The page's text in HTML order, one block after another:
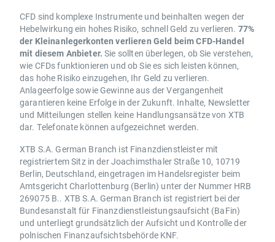
CFD sind komplexe Instrumente und beinhalten wegen der
Hebelwirkung ein hohes Risiko, schnell Geld zu verlieren. 77%
der Kleinanlegerkonten verlieren Geld beim CFD-Handel
mit diesem Anbieter. Sie sollten überlegen, ob Sie verstehen,
wie CFDs funktionieren und ob Sie es sich leisten können,
das hohe Risiko einzugehen, Ihr Geld zu verlieren.
Anlageerfolge sowie Gewinne aus der Vergangenheit
garantieren keine Erfolge in der Zukunft. Inhalte, Newsletter
und Mitteilungen stellen keine Handlungsansätze von XTB
dar. Telefonate können aufgezeichnet werden.
XTB S.A. German Branch ist Finanzdienstleister mit
registriertem Sitz in der Joachimsthaler Straße 10, 10719
Berlin, Deutschland, eingetragen im Handelsregister beim
Amtsgericht Charlottenburg (Berlin) unter der Nummer HRB
269075 B.. XTB S.A. German Branch ist registriert bei der
Bundesanstalt für Finanzdienstleistungsaufsicht (BaFin)
und unterliegt grundsätzlich der Aufsicht und Kontrolle der
polnischen Finanzaufsichtsbehörde KNF.